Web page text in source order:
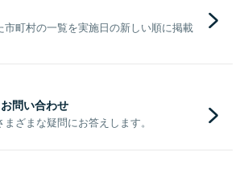
市町村の一覧を実施日の新しい順に掲載
問い合わせ
ざまな疑問にお答えします。